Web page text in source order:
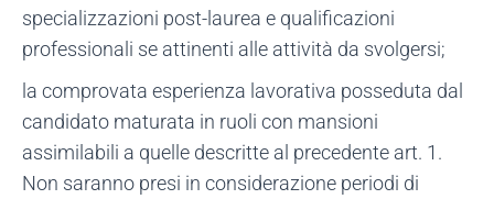
specializzazioni post-laurea e qualificazioni
professionali se attinenti alle attività da svolgersi;
la comprovata esperienza lavorativa posseduta dal
candidato maturata in ruoli con mansioni
assimilabili a quelle descritte al precedente art. 1.
Non saranno presi in considerazione periodi di